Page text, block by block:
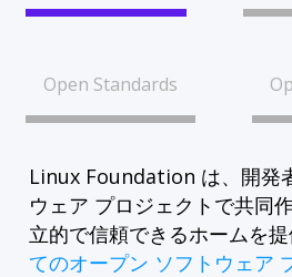
Open Standards
Linux Foundation は、開発
ウェア プロジェクトで共同
立的で信頼できるホームを提
てのオープン ソフトウェア